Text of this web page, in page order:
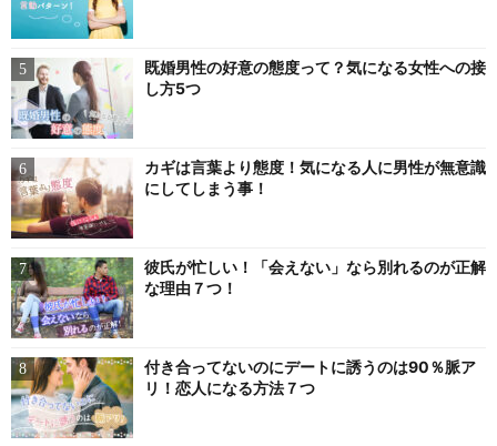
既婚男性の好意の態度って？気になる女性への接
し方5つ
カギは言葉より態度！気になる人に男性が無意識
にしてしまう事！
彼氏が忙しい！「会えない」なら別れるのが正解
な理由７つ！
付き合ってないのにデートに誘うのは90％脈ア
リ！恋人になる方法７つ